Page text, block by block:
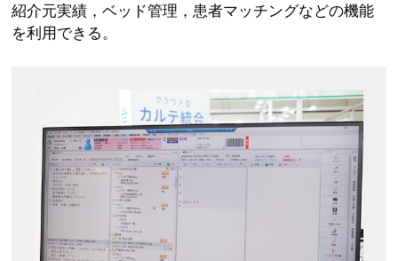
紹介元実績，ベッド管理，患者マッチングなどの機能
を利用できる。